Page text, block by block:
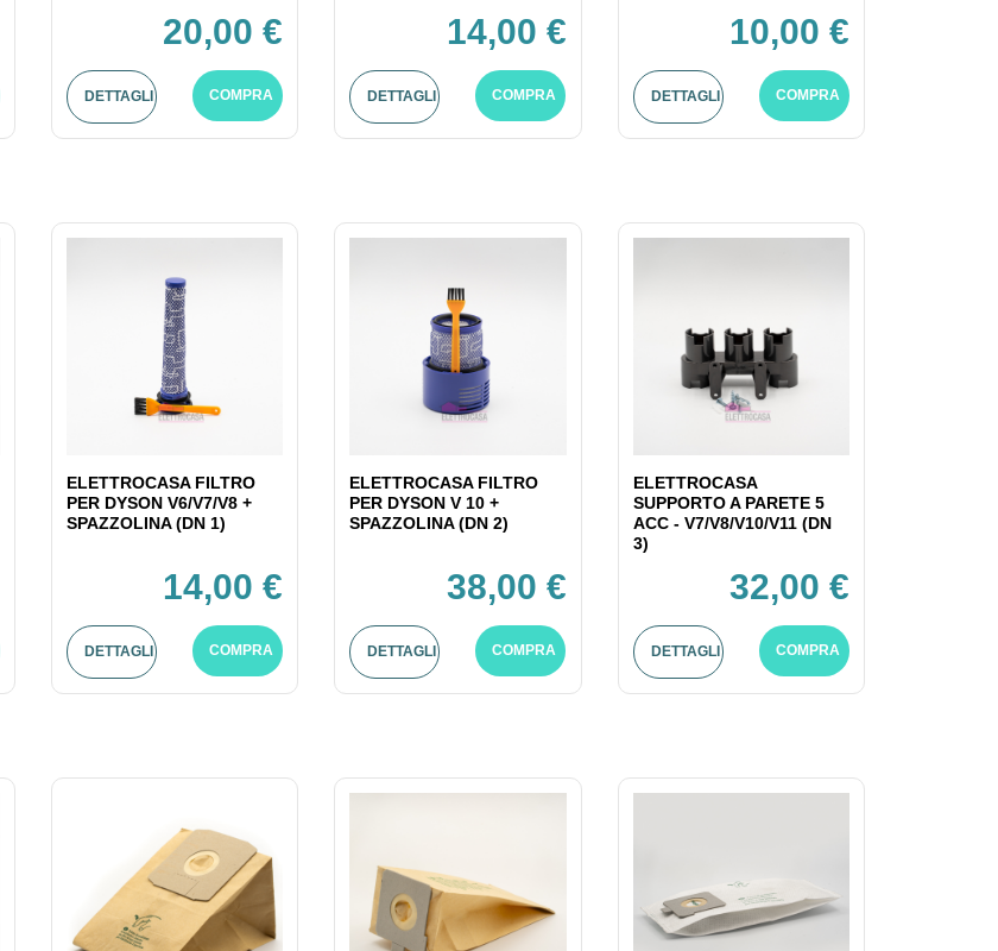
20,00 €
DETTAGLI COMPRA
14,00 €
DETTAGLI COMPRA
10,00 €
DETTAGLI COMPRA
ELETTROCASA FILTRO
PER DYSON V6/V7/V8 +
SPAZZOLINA (DN 1)
14,00 €
DETTAGLI COMPRA
ELETTROCASA FILTRO
PER DYSON V 10 +
SPAZZOLINA (DN 2)
38,00 €
DETTAGLI COMPRA
ELETTROCASA
SUPPORTO A PARETE 5
ACC - V7/V8/V10/V11 (DN
3)
32,00 €
DETTAGLI COMPRA